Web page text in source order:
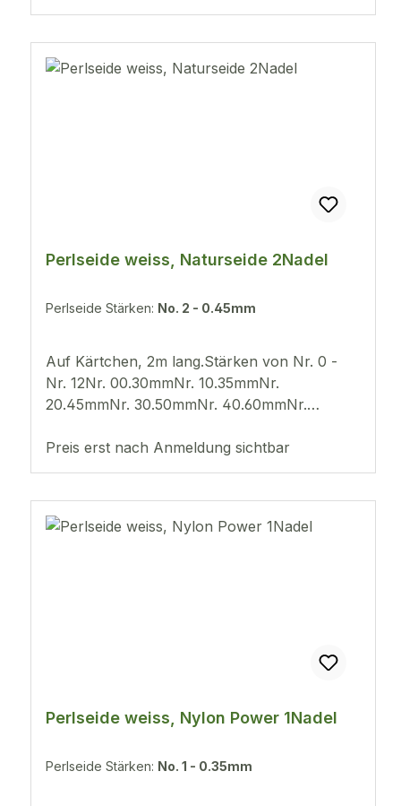
141.02mmNr. 161.05mm
Perlseide weiss, Naturseide 2Nadel
Perlseide Stärken: No. 2 - 0.45mm
Auf Kärtchen, 2m lang.Stärken von Nr. 0 -
Nr. 12Nr. 00.30mmNr. 10.35mmNr.
20.45mmNr. 30.50mmNr. 40.60mmNr.
80.80mmNr. 100.90mmNr. 120.98mm
Preis erst nach Anmeldung sichtbar
Perlseide weiss, Nylon Power 1Nadel
Perlseide Stärken: No. 1 - 0.35mm